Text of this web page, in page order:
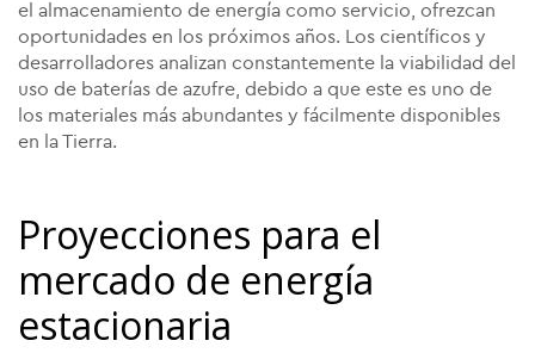
el almacenamiento de energía como servicio, ofrezcan
oportunidades en los próximos años. Los científicos y
desarrolladores analizan constantemente la viabilidad del
uso de baterías de azufre, debido a que este es uno de
los materiales más abundantes y fácilmente disponibles
en la Tierra.
Proyecciones para el
mercado de energía
estacionaria